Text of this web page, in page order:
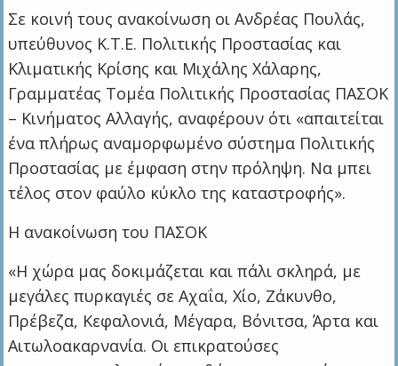
Σε κοινή τους ανακοίνωση οι Ανδρέας Πουλάς,
υπεύθυνος Κ.Τ.Ε. Πολιτικής Προστασίας και
Κλιματικής Κρίσης και Μιχάλης Χάλαρης,
Γραμματέας Τομέα Πολιτικής Προστασίας ΠΑΣΟΚ
– Κινήματος Αλλαγής, αναφέρουν ότι «απαιτείται
ένα πλήρως αναμορφωμένο σύστημα Πολιτικής
Προστασίας με έμφαση στην πρόληψη. Να μπει
τέλος στον φαύλο κύκλο της καταστροφής».
Η ανακοίνωση του ΠΑΣΟΚ
«Η χώρα μας δοκιμάζεται και πάλι σκληρά, με
μεγάλες πυρκαγιές σε Αχαΐα, Χίο, Ζάκυνθο,
Πρέβεζα, Κεφαλονιά, Μέγαρα, Βόνιτσα, Άρτα και
Αιτωλοακαρνανία. Οι επικρατούσες